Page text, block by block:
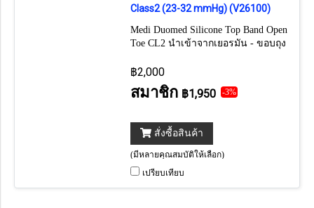
Class2 (23-32 mmHg) (V26100)
Medi Duomed Silicone Top Band Open
Toe CL2 นำเข้าจากเยอรมัน - ขอบถุง
การลื่นไหล
฿2,000
สมาชิก ฿1,950 -3%
สั่งซื้อสินค้า
(มีหลายคุณสมบัติให้เลือก)
เปรียบเทียบ